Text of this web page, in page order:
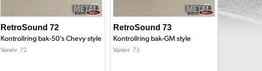
RetroSound 72
Kontrollring bak-50's Chevy style
Varenr 72
RetroSound 73
Kontrollring bak-GM style
Varenr 73